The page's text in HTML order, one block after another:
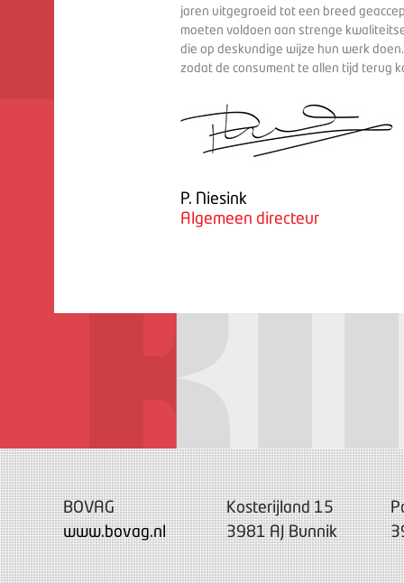
jaren uitgegroeid tot een breed
moeten voldoen aan strenge
die op deskundige wijze hun werk
zodat de consument te allen tijd terug
P. Niesink
Algemeen directeur
BOVAG
www.bovag.nl
Kosterijland 15
3981 AJ Bunnik